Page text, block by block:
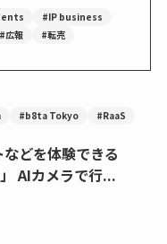
#IP business
#広報 #転売
#b8ta Tokyo
#RaaS
どを体験できる
AIカメラで行...